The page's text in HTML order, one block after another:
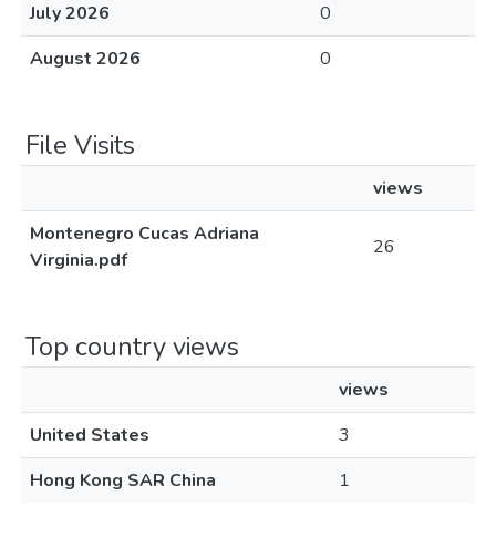
July 2026
0
August 2026
0
File Visits
views
Montenegro Cucas Adriana
Virginia.pdf
26
Top country views
views
United States
3
Hong Kong SAR China
1